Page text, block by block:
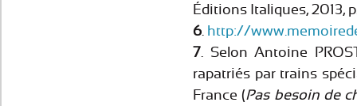
Éditions Italiques, 2013,
6 http://
7 . Selon Antoine
rapatriés par trains
France (Pas besoin de